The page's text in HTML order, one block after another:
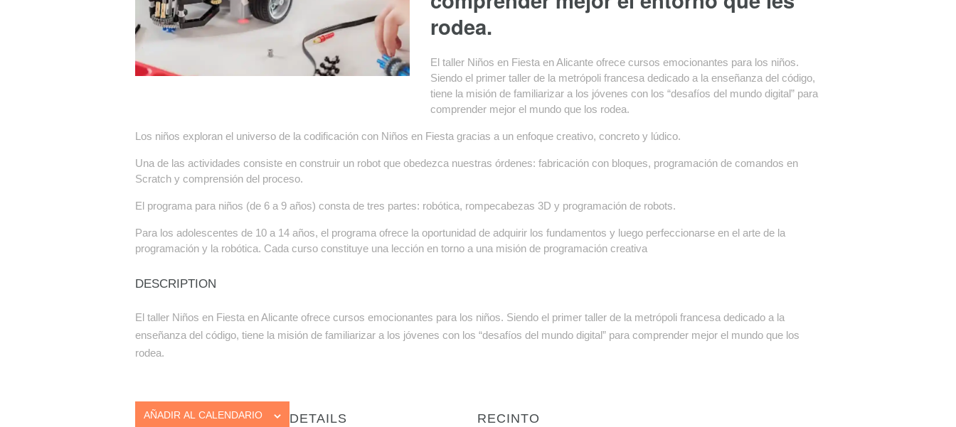
rodea.
El taller Niños en Fiesta en Alicante ofrece cursos emocionantes para los niños.
Siendo el primer taller de la metrópoli francesa dedicado a la enseñanza del código,
tiene la misión de familiarizar a los jóvenes con los “desafíos del mundo digital” para
comprender mejor el mundo que los rodea.
Los niños exploran el universo de la codificación con Niños en Fiesta gracias a un enfoque creativo, concreto y lúdico.
Una de las actividades consiste en construir un robot que obedezca nuestras órdenes: fabricación con bloques, programación de comandos en
Scratch y comprensión del proceso.
El programa para niños (de 6 a 9 años) consta de tres partes: robótica, rompecabezas 3D y programación de robots.
Para los adolescentes de 10 a 14 años, el programa ofrece la oportunidad de adquirir los fundamentos y luego perfeccionarse en el arte de la
programación y la robótica. Cada curso constituye una lección en torno a una misión de programación creativa
DESCRIPTION
El taller Niños en Fiesta en Alicante ofrece cursos emocionantes para los niños. Siendo el primer taller de la metrópoli francesa dedicado a la
enseñanza del código, tiene la misión de familiarizar a los jóvenes con los “desafíos del mundo digital” para comprender mejor el mundo que los
rodea.
AÑADIR AL CALENDARIO DETAILS RECINTO